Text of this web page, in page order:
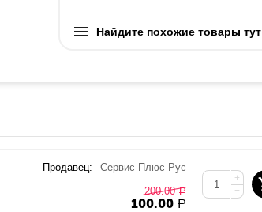
Найдите похожие товары тут
Продавец:
Сервис Плюс Рус
200.00 Р
100.00 Р
+
−